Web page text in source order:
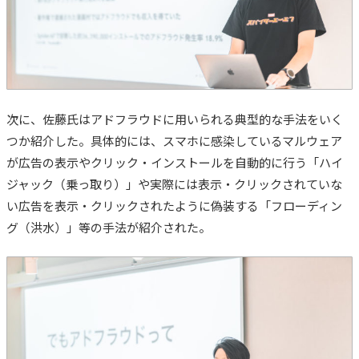
次に、佐藤氏はアドフラウドに用いられる典型的な手法をいく
つか紹介した。具体的には、スマホに感染しているマルウェア
が広告の表示やクリック・インストールを自動的に行う「ハイ
ジャック（乗っ取り）」や実際には表示・クリックされていな
い広告を表示・クリックされたように偽装する「フローディン
グ（洪水）
」等の手法が紹介された。